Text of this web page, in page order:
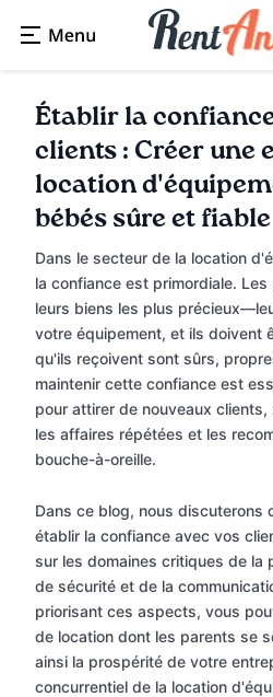
Établir la
clients : Créer une
location
bébés sûre et fiable
Dans le secteur de la location
la confiance est primordiale.
leurs biens les plus
votre équipement, et ils doivent
qu'ils reçoivent sont sûrs,
maintenir cette confiance est
pour attirer de nouveaux
les affaires répétées et les
bouche-à-oreille.
Dans ce blog, nous discuterons
établir la confiance avec vos
sur les domaines critiques de la
de sécurité et de la
priorisant ces aspects, vous
de location dont les parents se
ainsi la prospérité de votre
concurrentiel de la location